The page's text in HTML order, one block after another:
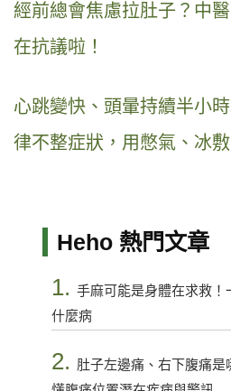
經前總會焦慮拉肚子？中
在抗議啦！
心跳變快、頭暈持續半小
律不整症狀，用憋氣、冰
Heho 熱門文章
1. 手麻可能是身體在求救！
什麼病
2. 肚子左邊痛、右下腹痛